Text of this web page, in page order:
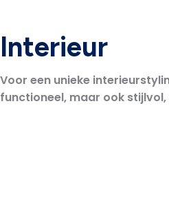
Interieur
Voor een unieke
functioneel, maar ook